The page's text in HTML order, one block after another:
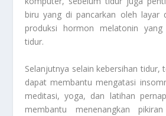
biru yang di pancarkan oleh layar
produksi hormon melatonin
tidur.
Selanjutnya selain kebersihan tidur,
dapat membantu mengatasi
meditasi, yoga, dan latihan
membantu menenangkan